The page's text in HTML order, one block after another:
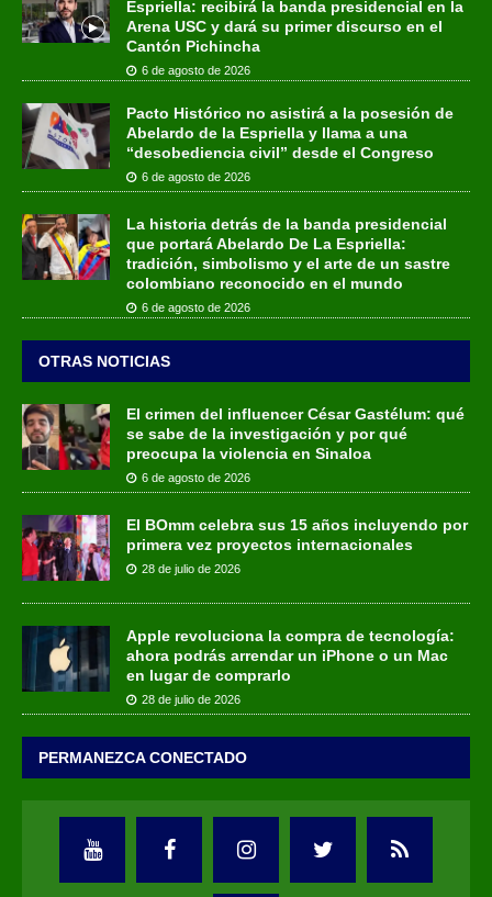
Espriella: recibirá la banda presidencial en la
Arena USC y dará su primer discurso en el
Cantón Pichincha
6 de agosto de 2026
Pacto Histórico no asistirá a la posesión de
Abelardo de la Espriella y llama a una
“desobediencia civil” desde el Congreso
6 de agosto de 2026
La historia detrás de la banda presidencial
que portará Abelardo De La Espriella:
tradición, simbolismo y el arte de un sastre
colombiano reconocido en el mundo
6 de agosto de 2026
OTRAS NOTICIAS
El crimen del influencer César Gastélum: qué
se sabe de la investigación y por qué
preocupa la violencia en Sinaloa
6 de agosto de 2026
El BOmm celebra sus 15 años incluyendo por
primera vez proyectos internacionales
28 de julio de 2026
Apple revoluciona la compra de tecnología:
ahora podrás arrendar un iPhone o un Mac
en lugar de comprarlo
28 de julio de 2026
PERMANEZCA CONECTADO